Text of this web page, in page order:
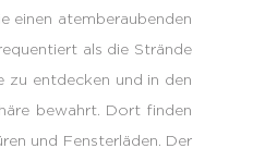
einen atemberaubenden
als die Strände
zu entdecken und in den
bewahrt. Dort finden
und Fensterläden. Der